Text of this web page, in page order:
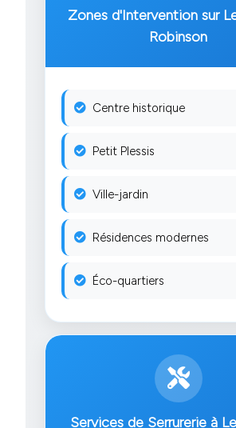
Zones d'Intervention sur
Robinson
Centre historique
Petit Plessis
Ville-jardin
Résidences modernes
Éco-quartiers
Services de Serrurerie à